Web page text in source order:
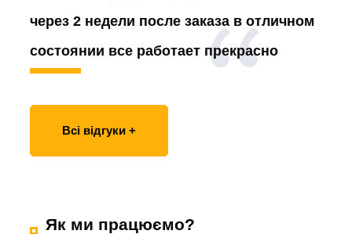
через 2 недели после заказа в отличном
состоянии все работает прекрасно
Всі відгуки +
Як ми працюємо?